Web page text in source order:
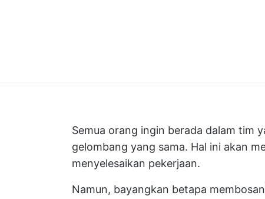
Semua orang ingin berada dalam tim
gelombang yang sama. Hal ini akan
menyelesaikan pekerjaan.
Namun, bayangkan betapa